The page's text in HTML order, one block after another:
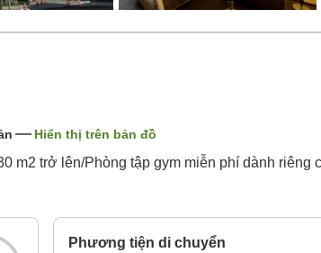
Hiển thị trên bản đồ
m2 trở lên/Phòng tập gym miễn phí dành
Phương tiện di chuyển